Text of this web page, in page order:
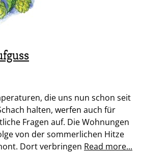
die uns nun schon seit
halten, werfen auch für
Fragen auf. Die Wohnungen
von der sommerlichen Hitze
Dort verbringen Read more...